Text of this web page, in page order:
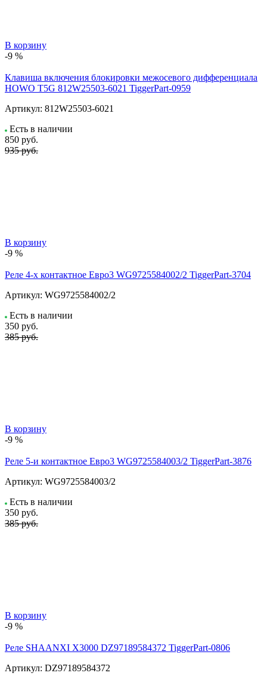
В корзину
-9 %
Клавиша включения блокировки межосевого дифференциала
HOWO T5G 812W25503-6021 TiggerPart-0959
Артикул: 812W25503-6021
Есть в наличии
850 руб.
935 руб.
В корзину
-9 %
Реле 4-х контактное Евро3 WG9725584002/2 TiggerPart-3704
Артикул: WG9725584002/2
Есть в наличии
350 руб.
385 руб.
В корзину
-9 %
Реле 5-и контактное Евро3 WG9725584003/2 TiggerPart-3876
Артикул: WG9725584003/2
Есть в наличии
350 руб.
385 руб.
В корзину
-9 %
Реле SHAANXI X3000 DZ97189584372 TiggerPart-0806
Артикул: DZ97189584372